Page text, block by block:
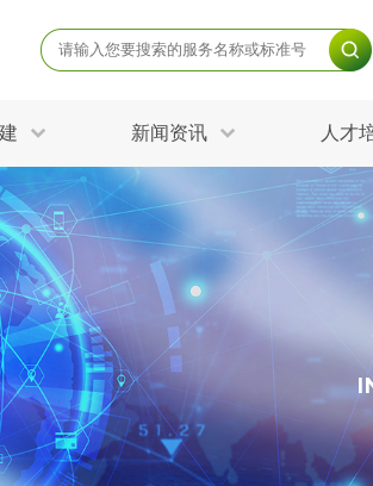
新闻资讯 人才
电磁辐射检测 声
土壤检测
危险废物鉴别 危
质量鉴定
废鉴定
地调查
境检测
检测备案
净化检测
病毒杀灭试验
防护产品检测
成分分析化验
有毒有害检测
运动场地检测
涉水产品检测
食品安
洁净度
化妆品
水资源